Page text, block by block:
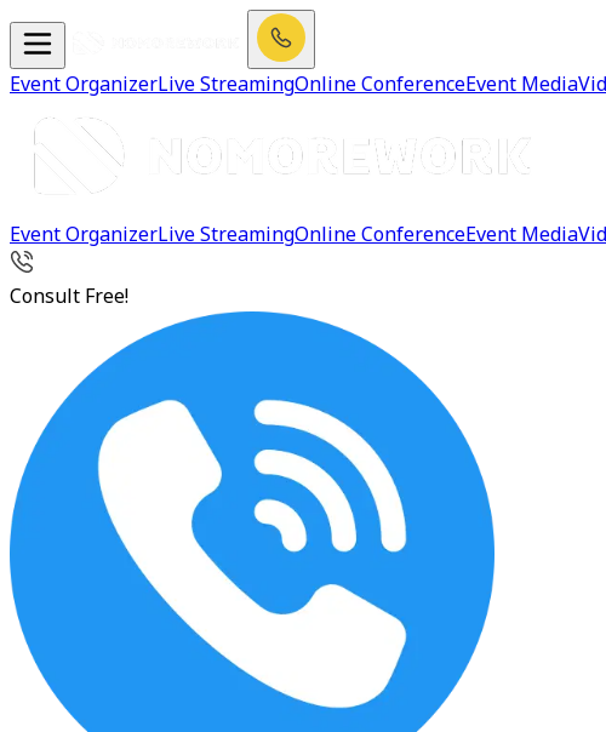
Event OrganizerLive StreamingOnline ConferenceEvent Media
Event OrganizerLive StreamingOnline ConferenceEvent Media
Consult Free!